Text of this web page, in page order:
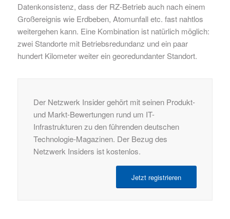
Datenkonsistenz, dass der RZ-Betriebauch nach einem
Großereignis wie Erdbeben, Atomunfall etc. fast nahtlos
weitergehen kann. Eine Kombinationist natürlich möglich:
zwei Standorte mit Betriebsredundanz und ein paar
hundert Kilometer weiter ein georedundanter Standort.
Der Netzwerk Insider gehört mit seinen Produkt-
und Markt-Bewertungen rund um IT-
Infrastrukturen zu den führenden deutschen
Technologie-Magazinen. Der Bezug des
Netzwerk Insiders ist kostenlos.
Jetzt registrieren